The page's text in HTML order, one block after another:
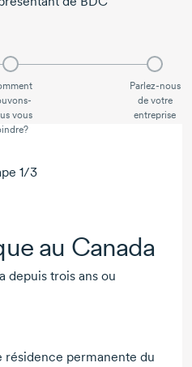
vous
Parlez-nous
de votre
entreprise
1/3
au Canada
depuis trois ans ou
permanente du